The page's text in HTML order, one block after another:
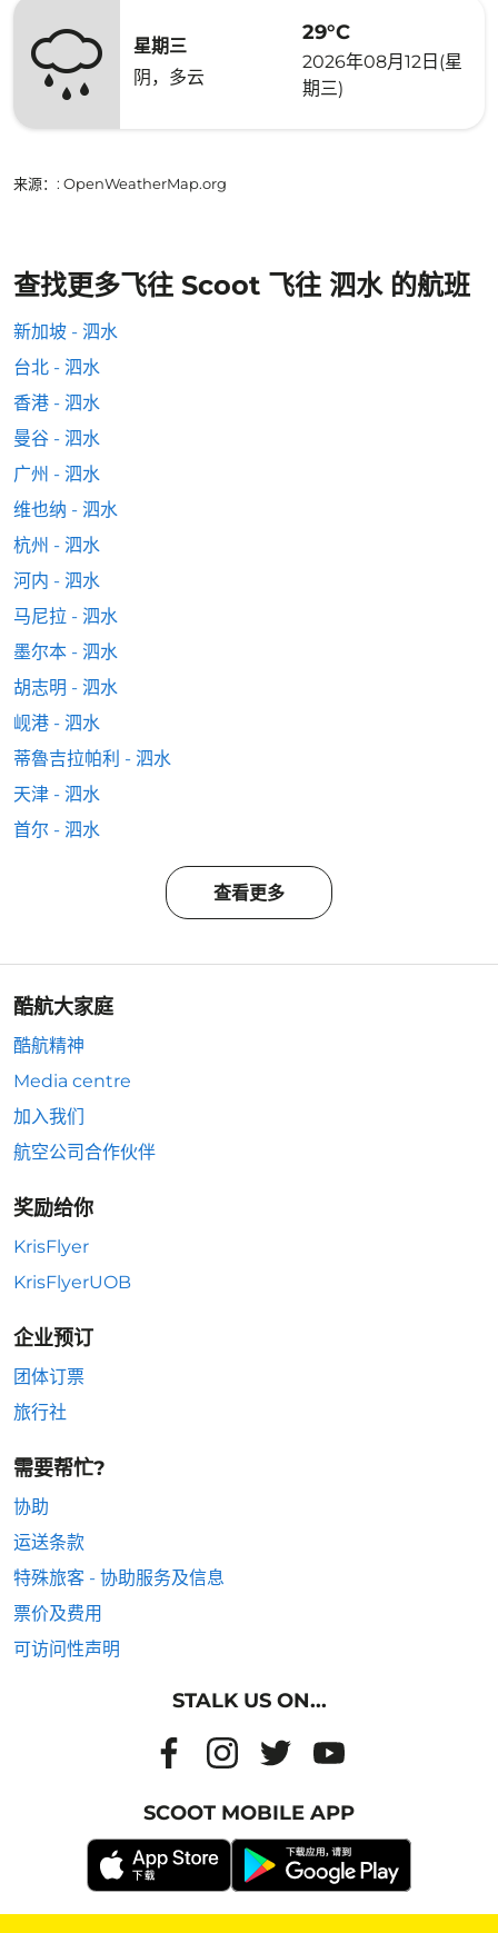
星期三
阴，多云
29°C
2026年08月12日(星
期三)
来源： : OpenWeatherMap.org
查找更多飞往 Scoot 飞往 泗水 的航班
新加坡 - 泗水
台北 - 泗水
香港 - 泗水
曼谷 - 泗水
广州 - 泗水
维也纳 - 泗水
杭州 - 泗水
河内 - 泗水
马尼拉 - 泗水
墨尔本 - 泗水
胡志明 - 泗水
岘港 - 泗水
蒂魯吉拉帕利 - 泗水
天津 - 泗水
首尔 - 泗水
查看更多
酷航大家庭
酷航精神
Media centre
加入我们
航空公司合作伙伴
奖励给你
KrisFlyer
KrisFlyerUOB
企业预订
团体订票
旅行社
需要帮忙?
协助
运送条款
特殊旅客 - 协助服务及信息
票价及费用
可访问性声明
STALK US ON...
SCOOT MOBILE APP